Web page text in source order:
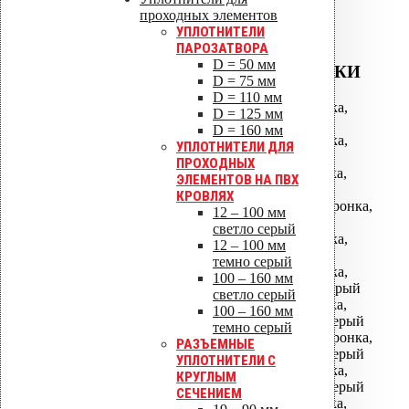
проходных элементов
УПЛОТНИТЕЛИ
ПАРОЗАТВОРА
D = 50 мм
D = 75 мм
D = 110 мм
D = 125 мм
D = 160 мм
УПЛОТНИТЕЛИ ДЛЯ
ПРОХОДНЫХ
ЭЛЕМЕНТОВ НА ПВХ
КРОВЛЯХ
12 – 100 мм
светло серый
12 – 100 мм
темно серый
100 – 160 мм
светло серый
100 – 160 мм
темно серый
РАЗЪЕМНЫЕ
УПЛОТНИТЕЛИ С
КРУГЛЫМ
СЕЧЕНИЕМ
ВОДОСТОЧНЫЕ ВОРОНКИ
АМ-050 водосточная воронка,
фланец битум
АМ-075 водосточная воронка,
фланец битум
АМ-110 водосточная воронка,
фланец битум
АМ-110/630 водосточная воронка,
фланец битум
АМ-160 водосточная воронка,
фланец битум
АМ-160 водосточная воронка,
фланец Алкорплан темно-серый
АМ-110 водосточная воронка,
фланец Алкорплан светло-серый
АМ-110/630 водосточная воронка,
фланец Алкорплан светло-серый
АМ-160 водосточная воронка,
фланец Алкорплан светло-серый
АМ-110 водосточная воронка,